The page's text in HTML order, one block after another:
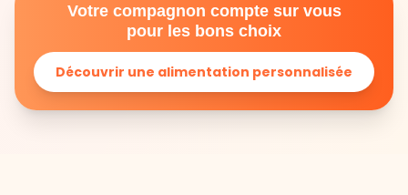
Votre compagnon compte sur vous
pour les bons choix
Découvrir une alimentation personnalisée